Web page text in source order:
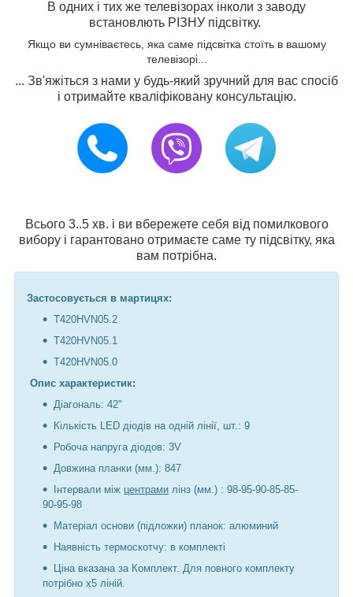
В одних і тих же телевізорах інколи з заводу
встановлють РІЗНУ підсвітку.
Якщо ви сумніваєтесь, яка саме підсвітка стоїть в вашому
телевізорі...
... Зв'яжіться з нами у будь-який зручний для вас спосіб
і отримайте кваліфіковану консультацію.
Всього 3..5 хв. і ви вбережете себя від помилкового
вибору і гарантовано отримаєте саме ту підсвітку, яка
вам потрібна.
Застосовується в мартицях:
T420HVN05.2
T420HVN05.1
T420HVN05.0
Опис характеристик:
Діагональ: 42"
Кількість LED діодів на одній лінії, шт.: 9
Робоча напруга діодов: 3V
Довжина планки (мм.): 847
Інтервали між центрами лінз (мм.) : 98-95-90-85-85-
90-95-98
Матеріал основи (підложки) планок: алюминий
Наявність термоскотчу: в комплекті
Ціна вказана за Комплект. Для повного комплекту
потрібно х5 ліній.